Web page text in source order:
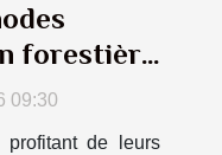
forestière
à
09:30
profitant de leurs